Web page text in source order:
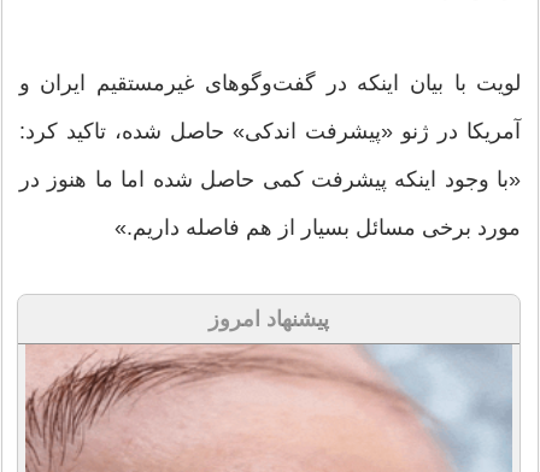
لویت با بیان اینکه در گفت‌وگوهای غیرمستقیم ایران و
آمریکا در ژنو «پیشرفت اندکی» حاصل شده، تاکید کرد:
«با وجود اینکه پیشرفت کمی حاصل شده اما ما هنوز در
مورد برخی مسائل بسیار از هم فاصله داریم.»
پیشنهاد امروز